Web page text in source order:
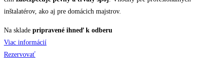
inštalatérov, ako aj pre domácich majstrov.
Na sklade pripravené ihneď k odberu
Viac informácií
Rezervovať